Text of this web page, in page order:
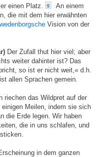
einen Platz. g
An einem
die mit dem hier erwähnten
Vision von der
Der Zufall thut hier viel; aber
weiter dahinter ist? Das
so ist er nicht weit,« d.h.
allen Sprachen gemein.
riechen das Wildpret auf der
Meilen, indem sie sich
die Erde legen. Wir haben
die in uns schlafen, und
in dem ganzen